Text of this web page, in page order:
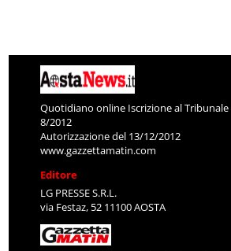
Quotidiano online Iscrizione al Tribunale
8/2012
Autorizzazione del 13/12/2012
www.gazzettamatin.com
Editore
LG PRESSE S.R.L.
via Festaz, 52 11100 AOSTA